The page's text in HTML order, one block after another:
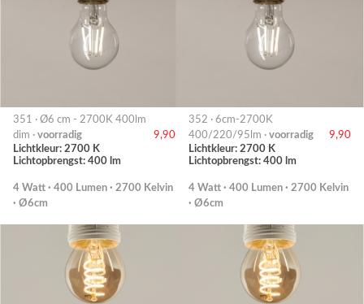
351 · Ø6 cm - 2700K 400lm
dim · voorradig
9,90
Lichtkleur: 2700 K
Lichtopbrengst: 400 lm
4 Watt · 400 Lumen · 2700 Kelvin
· Ø6cm
352 · 6cm-2700K
400/220/95lm · voorradig
9,90
Lichtkleur: 2700 K
Lichtopbrengst: 400 lm
4 Watt · 400 Lumen · 2700 Kelvin
· Ø6cm